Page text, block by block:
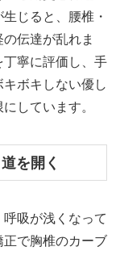
じると、腰椎・
伝達が乱れま
寧に評価し、手
ボキしない優し
しています。
を開く
吸が浅くなって
正で胸椎のカーブ